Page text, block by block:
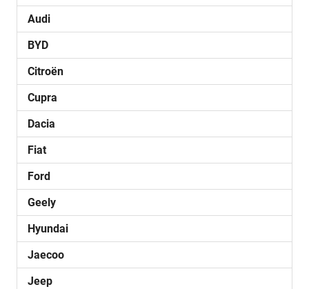
Audi
BYD
Citroën
Cupra
Dacia
Fiat
Ford
Geely
Hyundai
Jaecoo
Jeep